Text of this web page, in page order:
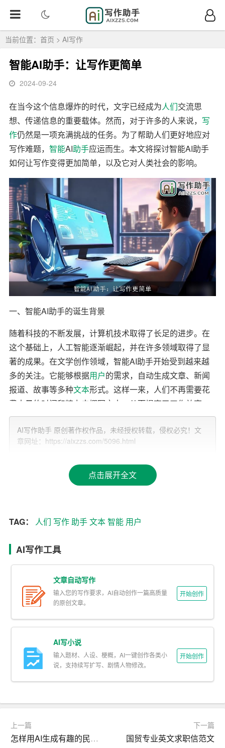
当前位置： 首页 > AI写作
智能AI助手：让写作更简单
2024-09-24
在当今这个信息爆炸的时代，文字已经成为人们交流思
想、传递信息的重要载体。然而，对于许多的人来说， 写
作仍然是一项充满挑战的任务。为了帮助人们更好地应对
写作难题， 智能AI助手应运而生。本文将探讨智能AI助手
如何让写作变得更加简单，以及它对人类社会的影响。
一、智能AI助手的诞生背景
随着科技的不断发展，计算机技术取得了长足的进步。在
这个基础上，人工智能逐渐崛起，并在许多领域取得了显
著的成果。在文学创作领域，智能AI助手开始受到越来越
多的关注。它能够根据用户的需求，自动生成文章、新闻
报道、故事等多种文本形式。这样一来，人们不再需要花
费大量的时间和精力去撰写文本，从而提高了工作效率。
二、智能AI助手的功能特点
智能AI助手具有以下几个功能特点，使得写作变得更加简
1. 自动生成文本：智能AI助手可以根据用户的需求，自动
面。
2. 语言翻译：智能AI助手具备强大的语言翻译功能，能够
将一种语言自动翻译成另一种语言。这使得跨语言交流变
得更加便捷，极大地促进了全球范围内的文化交流和合
作。
对，包括语法、拼写、标点等。这有助于提高用户的写作
水平，避免在正式场合出现低级错误。
4. 写作建议：智能AI助手可以根据用户的需求，提供个性
优化自己的文本。
5. 情感分析：智能AI助手具备情感分析功能，能够识别文
本中的情感色彩。这对于创作故事、广告文案等具有情感
AI写作助手 原创著作权作品，未经授权转载，侵权必究！文
章网址：https://aixzzs.com/5096.html
点击展开全文
TAG： 人们 写作助手文本智能 用户
AI写作工具
文章自动写作
输入您的写作要求，AI自动创作一篇高质量
的原创文章。
开始创作
AI写小说
输入题材、人设、梗概，AI一键创作各类小
说，支持续写扩写、剧情人物修改。
开始创作
上一篇
怎样用AI生成有趣的民间故事？
下一篇
国贸专业英文求职信范文